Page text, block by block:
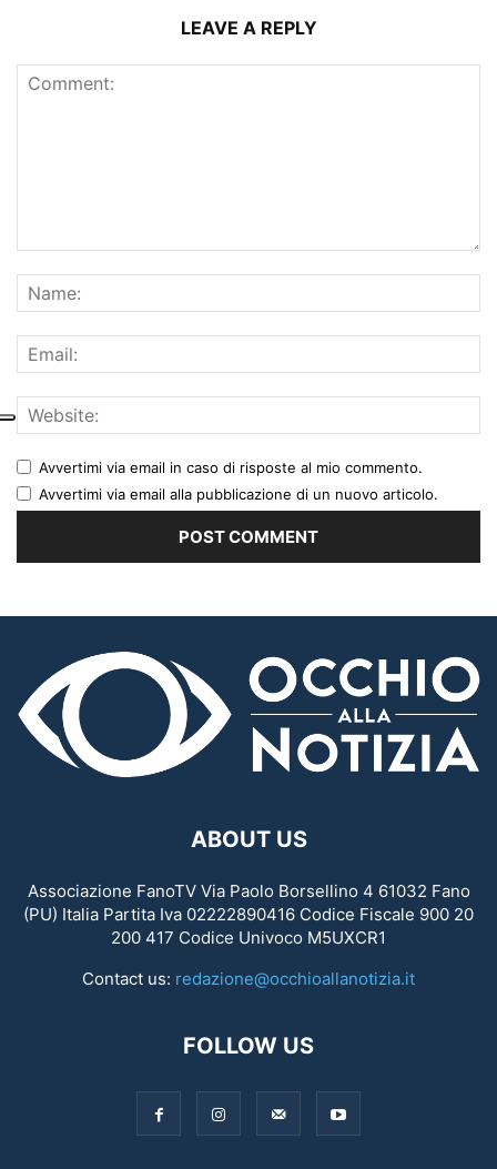
LEAVE A REPLY
Avvertimi via email in caso di risposte al mio commento.
Avvertimi via email alla pubblicazione di un nuovo articolo.
ABOUT US
Associazione FanoTV Via Paolo Borsellino 4 61032 Fano
(PU) Italia Partita Iva 02222890416 Codice Fiscale 900 20
200 417 Codice Univoco M5UXCR1
Contact us: redazione@occhioallanotizia.it
FOLLOW US